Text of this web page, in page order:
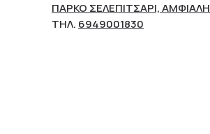
ΠΆΡΚΟ ΣΕΛΕΠΊΤΣΑΡΙ, ΑΜΦΙΆΛΗ
ΤΗΛ. 6949001830